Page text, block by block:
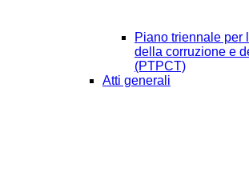
Piano triennale per
della corruzione e
(PTPCT)
Atti generali